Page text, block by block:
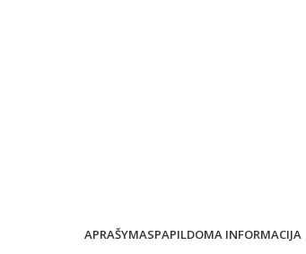
APRAŠYMASPAPILDOMA INFORMACIJA